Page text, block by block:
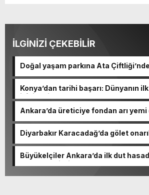
İLGİNİZİ ÇEKEBİLİR
Doğal yaşam parkına Ata
Konya’dan tarihi başarı: Dünyanın
itfaiyesi
Ankara’da üreticiye fondan arı
Diyarbakır Karacadağ’da gölet
Büyükelçiler Ankara’da ilk dut
gerçekleştirdi